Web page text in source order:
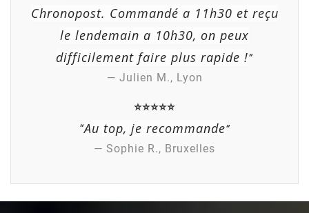
Chronopost. Commandé a 11h30 et reçu
le lendemain a 10h30, on peux
difficilement faire plus rapide !”
— Julien M., Lyon
⭐⭐⭐⭐⭐
“Au top, je recommande”
— Sophie R., Bruxelles